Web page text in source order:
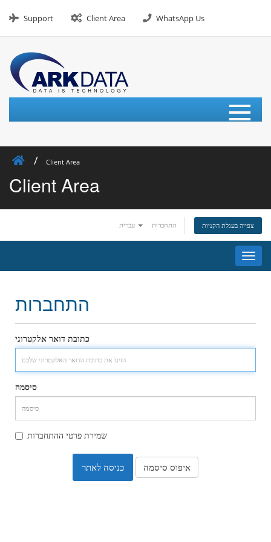
Support Client Area WhatsApp Us
≡
Client Area
Client Area
התחברות צפייה בעגלת הקניות
ניווט
התחברות
כתובת דואר אלקטרוני
סיסמה
שמירת פרטי ההתחברות
איפוס סיסמה